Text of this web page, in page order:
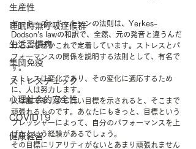
生産性
睡眠時無呼吸症候群
生活習慣病
集団免疫
ストレスチェック
心理社会的安全性
COVID19
健康経営
ヤーキーズ・ドットソンの法則は、Yerkes-
Dodson's lawの和訳で、全然、元の発音と違うんだ
けど、なぜかこれで定着しています。
ストレスとパ
フォーマンスの関係を説明する法則として、有名で
す。
ストレスは変化であり、その変化に適応するため
に、人は努力します。
人は誰でも、少し高い目標を示されると、そこまで
頑張れるものです。あなたにもきっと、目標という
プレッシャーによって、自分のパフォーマンスを上
げたという経験があるでしょう。
その目標にリアリティがないとあまり頑張れません